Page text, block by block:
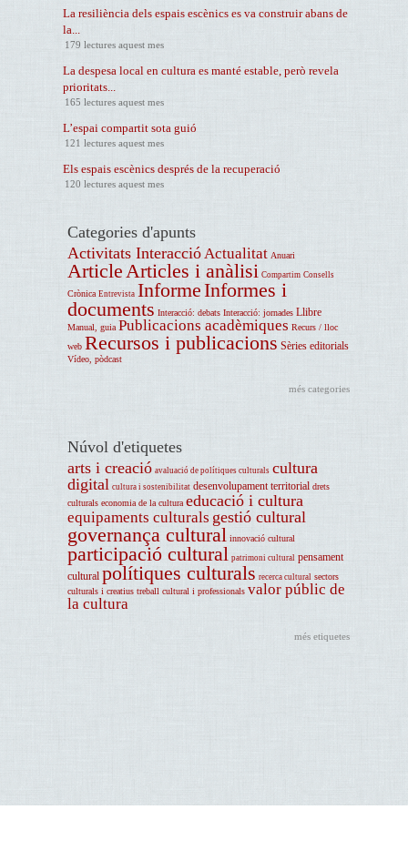
La resiliència dels espais escènics es va construir abans de
la...
179 lectures aquest mes
La despesa local en cultura es manté estable, però revela
prioritats...
165 lectures aquest mes
L’espai compartit sota guió
121 lectures aquest mes
Els espais escènics després de la recuperació
120 lectures aquest mes
Categories d'apunts
Activitats Interacció Actualitat Anuari
Article Articles i anàlisi Compartim Consells
Crònica Entrevista InformeInformes i
documents Interacció: debats Interacció: jornades Llibre
Manual, guia Publicacions acadèmiques Recurs / lloc
web Recursos i publicacions Sèries editorials
Vídeo, pòdcast
més categories
Núvol d'etiquetes
arts i creació avaluació de polítiques culturals cultura
digital cultura i sostenibilitat desenvolupament territorial drets
culturals economia de la cultura educació i cultura
equipaments culturals gestió cultural
governança cultural innovació cultural
participació cultural patrimoni cultural pensament
cultural polítiques culturals recerca cultural sectors
culturals i creatius treball cultural i professionals valor públic de
la cultura
més etiquetes